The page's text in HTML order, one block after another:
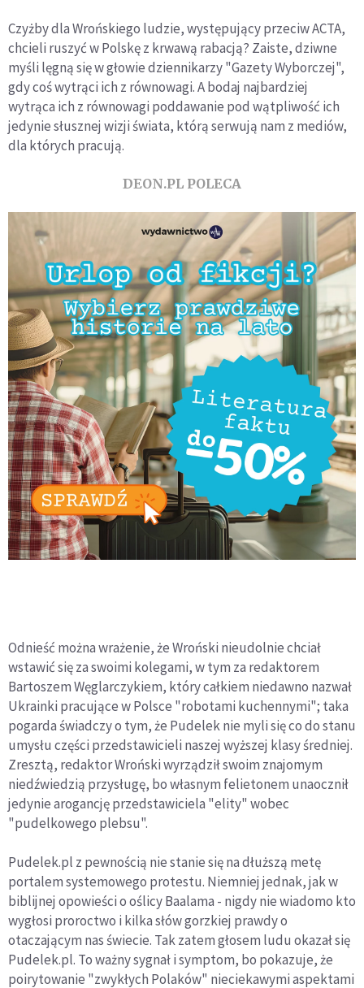
Czyżby dla Wrońskiego ludzie, występujący przeciw ACTA,
chcieli ruszyć w Polskę z krwawą rabacją? Zaiste, dziwne
myśli lęgną się w głowie dziennikarzy "Gazety Wyborczej",
gdy coś wytrąci ich z równowagi. A bodaj najbardziej
wytrąca ich z równowagi poddawanie pod wątpliwość ich
jedynie słusznej wizji świata, którą serwują nam z mediów,
dla których pracują.
DEON.PL POLECA
Odnieść można wrażenie, że Wroński nieudolnie chciał
wstawić się za swoimi kolegami, w tym za redaktorem
Bartoszem Węglarczykiem, który całkiem niedawno nazwał
Ukrainki pracujące w Polsce "robotami kuchennymi"; taka
pogarda świadczy o tym, że Pudelek nie myli się co do stanu
umysłu części przedstawicieli naszej wyższej klasy średniej.
Zresztą, redaktor Wroński wyrządził swoim znajomym
niedźwiedzią przysługę, bo własnym felietonem unaocznił
jedynie arogancję przedstawiciela "elity" wobec
"pudelkowego plebsu".
Pudelek.pl z pewnością nie stanie się na dłuższą metę
portalem systemowego protestu. Niemniej jednak, jak w
biblijnej opowieści o oślicy Baalama - nigdy nie wiadomo kto
wygłosi proroctwo i kilka słów gorzkiej prawdy o
otaczającym nas świecie. Tak zatem głosem ludu okazał się
Pudelek.pl. To ważny sygnał i symptom, bo pokazuje, że
poirytowanie "zwykłych Polaków" nieciekawymi aspektami